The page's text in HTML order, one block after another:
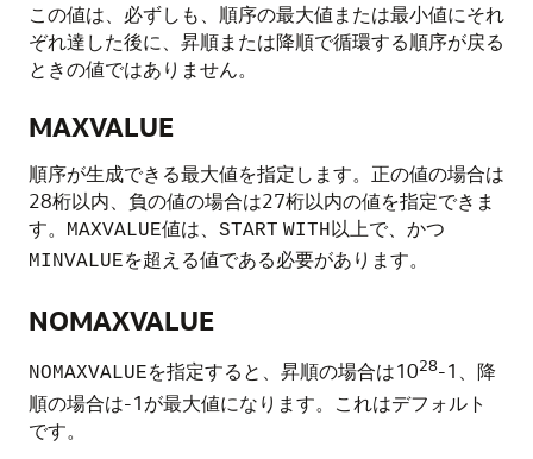
この値は、必ずしも、順序の最大値または最小値にそれ
ぞれ達した後に、昇順または降順で循環する順序が戻る
ときの値ではありません。
MAXVALUE
順序が生成できる最大値を指定します。正の値の場合は
28桁以内、負の値の場合は27桁以内の値を指定できま
す。
MAXVALUE値は、 START WITH以上で、かつ
MINVALUEを超える値である必要があります。
NOMAXVALUE
NOMAXVALUEを指定すると、昇順の場合は1028-1、降
順の場合は-1が最大値になります。これはデフォルト
です。